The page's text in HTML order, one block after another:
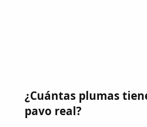
¿Cuántas plumas
pavo real?